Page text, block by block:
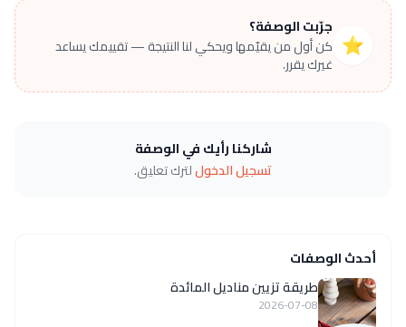
⭐
جرّبت الوصفة؟
كن أول من يقيّمها ويحكي لنا النتيجة — تقييمك يساعد
غيرك يقرر.
شاركنا رأيك في الوصفة
تسجيل الدخوللترك تعليق.
أحدث الوصفات
طريقة تزيين مناديل المائدة
2026-07-08